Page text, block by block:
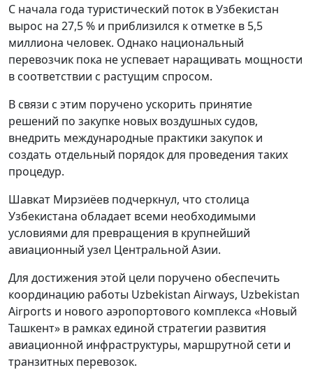
С начала года туристический поток в Узбекистан
вырос на 27,5 % и приблизился к отметке в 5,5
миллиона человек. Однако национальный
перевозчик пока не успевает наращивать мощности
в соответствии с растущим спросом.
В связи с этим поручено ускорить принятие
решений по закупке новых воздушных судов,
внедрить международные практики закупок и
создать отдельный порядок для проведения таких
процедур.
Шавкат Мирзиёев подчеркнул, что столица
Узбекистана обладает всеми необходимыми
условиями для превращения в крупнейший
авиационный узел Центральной Азии.
Для достижения этой цели поручено обеспечить
координацию работы Uzbekistan Airways, Uzbekistan
Airports и нового аэропортового комплекса «Новый
Ташкент» в рамках единой стратегии развития
авиационной инфраструктуры, маршрутной сети и
транзитных перевозок.